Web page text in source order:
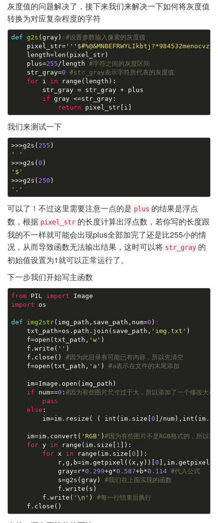
灰度值的问题解决了，接下来我们来解决一下如何将灰度值
转换为对应复杂程度的字符
def g2s (gray) : #设置参数输入像素的灰度值
pixel_str=
    length=len(pixel_str)
    plus=
255 /length #字符之间的灰度区间
    str_gray=
0 #str_gray表示字符所代表的灰度值
for i in range(length):
        str_gray = str_gray + plus
if gray <=str_gray:
return
我们来测试一下
>>>g2s( 255
' '
>>>g2s( 0
'$'
>>>g2s( 250
'.'
可以了！不过这里需要注意一点的是 plus 的结果是浮点
数，根据 pixel_str 的长度计算出浮点数，若你写的长度跟
我的不一样就可能会出现plus全部加完了还是比255小的情
况，从而导致函数无法输出结果，这时可以将 str_gray 的
初始值设置为1就可以正常运行了。
下一步我们开始写主函数
from PIL import
import os
def img2str(img_path,save_path,num=0 ) :
txt_path=os.path.join(save_path, 'img.txt' )
    f=open(txt_path,
'w' )
    f.write(
'' )
    f.close()
#因为此目录有可能已有内容，所以先清空
    f=open(txt_path,
'a' ) #a表示在文件的末尾添加
    im=Image.open(img_path)
if num==0 : #因为有些图片尺寸过于大，所以添加了一个修改大小
pass
else :
        im=im.resize( ( int(im.size[
0 ]/
    im=im.convert(
'RGB' ) #因为有些图片不是RGB格式的，所以我
for y in range(im.size[ 1
]):
for x in range(im.size[ 0 ]):
            r,g,b=im.getpixel((x,y))[
0
            gray=r*
0.299+g*0.587+b*0.114 #代入公式
            s=g2s(gray)
#我们在上面实现的函数
            f.write(s)
        f.write(
'\n' ) #每一行结束后换行